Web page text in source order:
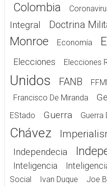
Colombia
Integral
Doctrina
Monroe
Economía
Elecciones Elecciones
Unidos
FANB
Francisco De Miranda
EStado
Guerra Guerra
Chávez
Independecia
Inteligencia
Social
Ivan Duque Joe